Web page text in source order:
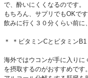
で、酔いにくくなるのです。
もちろん、サプリでもOKです
飲みに行く３０分くらい前に
＊ ＊ビタミンCとビタミンB1
海外ではウコンが手に入りに
を摂取するのがおすすめです。